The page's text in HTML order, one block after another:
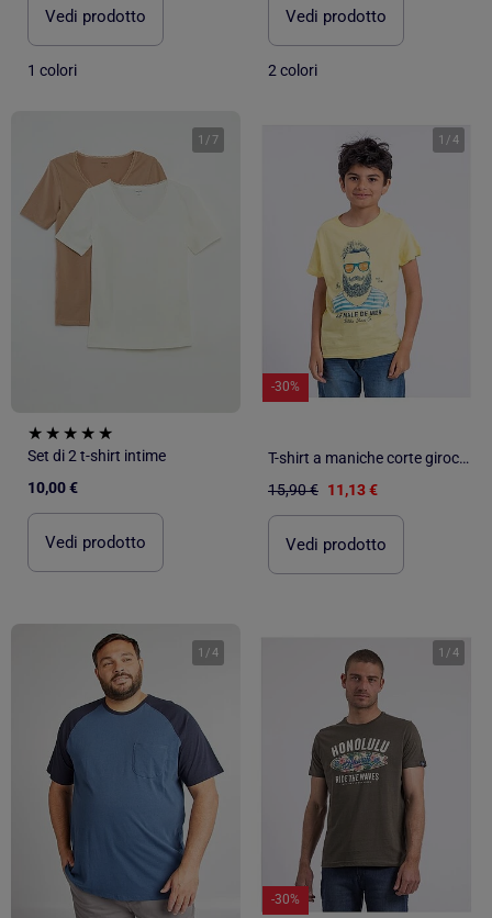
Vedi prodotto
1 colori
Vedi prodotto
2 colori
1 / 7
Set di 2 t-shirt intime
10,00 €
Vedi prodotto
1 /4
-30%
T-shirt a maniche corte girocollo puro cotone NABARZU-J
15,90 € 11,13 €
Vedi prodotto
1 /4 1 /4
-30%